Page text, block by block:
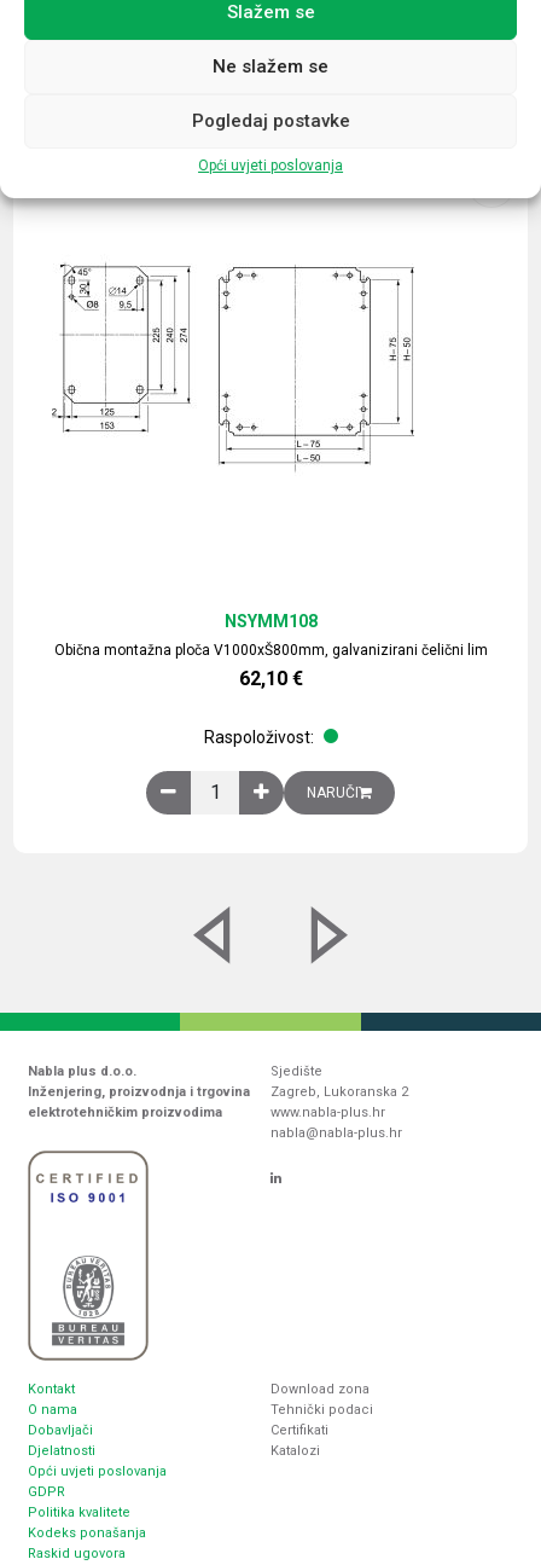
Slažem se
Ne slažem se
Pogledaj postavke
Opći uvjeti poslovanja
Obična montažna ploča V1000xŠ800mm, galvanizirani čelični lim
NSYMM108
62,10 €
Raspoloživost:
Obična montažna ploča V1000xŠ800mm,
NARUČI
Nabla plus d.o.o.
Inženjering, proizvodnja i trgovina
elektrotehničkim proizvodima
Sjedište
Zagreb, Lukoranska 2
www.nabla-plus.hr
nabla@nabla-plus.hr
Kontakt
O nama
Dobavljači
Djelatnosti
Opći uvjeti poslovanja
GDPR
Politika kvalitete
Kodeks ponašanja
Raskid ugovora
Download zona
Tehnički podaci
Certifikati
Katalozi